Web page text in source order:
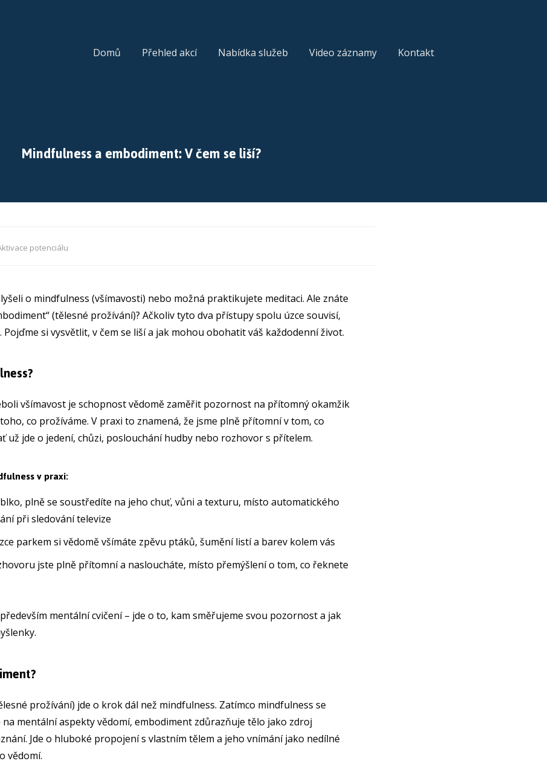
Domů Přehled akcí Nabídka služeb Video záznamy Kontakt
Mindfulness a embodiment: V čem se liší?
potenciálu
o mindfulness (všímavosti) nebo možná praktikujete meditaci. Ale znáte
(tělesné prožívání)? Ačkoliv tyto dva přístupy spolu úzce souvisí,
si vysvětlit, v čem se liší a jak mohou obohatit váš každodenní život.
všímavost je schopnost vědomě zaměřit pozornost na přítomný okamžik
co prožíváme. V praxi to znamená, že jsme plně přítomní v tom, co
už jde o jedení, chůzi, poslouchání hudby nebo rozhovor s přítelem.
v praxi:
plně se soustředíte na jeho chuť, vůni a texturu, místo automatického
při sledování televize
parkem si vědomě všímáte zpěvu ptáků, šumění listí a barev kolem vás
jste plně přítomní a nasloucháte, místo přemýšlení o tom, co řeknete
mentální cvičení – jde o to, kam směřujeme svou pozornost a jak
prožívání) jde o krok dál než mindfulness. Zatímco mindfulness se
na mentální aspekty vědomí, embodiment zdůrazňuje tělo jako zdroj
Jde o hluboké propojení s vlastním tělem a jeho vnímání jako nedílné
vědomí.